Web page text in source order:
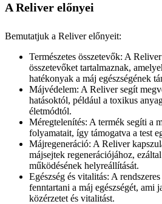
A Reliver előnyei
Bemutatjuk a Reliver előnyeit:
Természetes összetevők: A
összetevőket tartalmaznak,
hatékonyak a máj egészségének
Májvédelem: A Reliver segít
hatásoktól, például a toxikus
életmódtól.
Méregtelenítés: A termék segíti a
folyamatait, így támogatva a test
Májregeneráció: A Reliver
májsejtek regenerációjához,
működésének helyreállítását.
Egészség és vitalitás: A
fenntartani a máj egészségét, ami
közérzetet és vitalitást.